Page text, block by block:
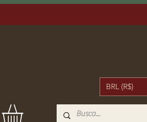
BRL (R$)